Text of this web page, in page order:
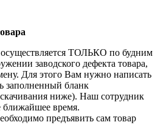
осуществляется ТОЛЬКО по будним
заводского дефекта товара,
Для этого Вам нужно написать
заполненный бланк
скачивания ниже). Наш сотрудник
ближайшее время.
предъявить сам товар